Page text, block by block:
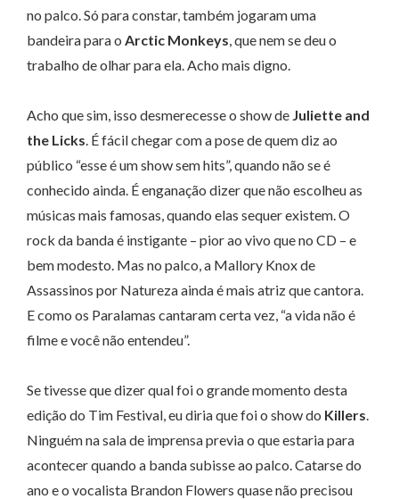
no palco. Só para constar, também jogaram uma
bandeira para o Arctic Monkeys, que nem se deu o
trabalho de olhar para ela. Acho mais digno.
Acho que sim, isso desmerecesse o show de Juliette and
the Licks. É fácil chegar com a pose de quem diz ao
público “esse é um show sem hits”, quando não se é
conhecido ainda. É enganação dizer que não escolheu as
músicas mais famosas, quando elas sequer existem. O
rock da banda é instigante – pior ao vivo que no CD – e
bem modesto. Mas no palco, a Mallory Knox de
Assassinos por Natureza ainda é mais atriz que cantora.
E como os Paralamas cantaram certa vez, “a vida não é
filme e você não entendeu”.
Se tivesse que dizer qual foi o grande momento desta
edição do Tim Festival, eu diria que foi o show do Killers.
Ninguém na sala de imprensa previa o que estaria para
acontecer quando a banda subisse ao palco. Catarse do
ano e o vocalista Brandon Flowers quase não precisou